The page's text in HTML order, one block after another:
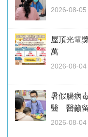
2026-08-05
屋頂光電
萬
2026-08-04
暑假腸病
醫 醫籲
2026-08-04